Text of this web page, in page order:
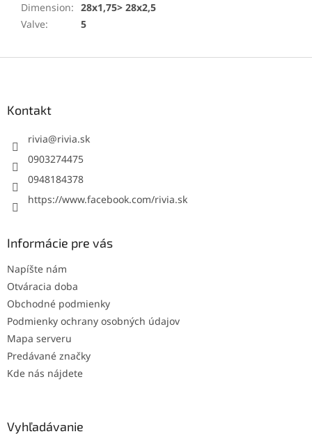
Dimension: 28x1,75> 28x2,5
Valve: 5
Kontakt
rivia@rivia.sk
0903274475
0948184378
https://www.facebook.com/rivia.sk
Informácie pre vás
Napíšte nám
Otváracia doba
Obchodné podmienky
Podmienky ochrany osobných údajov
Mapa serveru
Predávané značky
Kde nás nájdete
Vyhľadávanie